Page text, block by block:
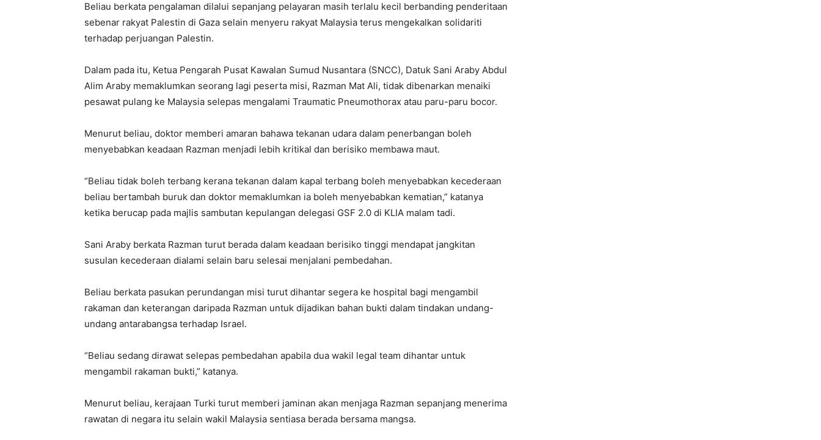
Beliau berkata pengalaman dilalui sepanjang pelayaran masih terlalu kecil berbanding penderitaan
sebenar rakyat Palestin di Gaza selain menyeru rakyat Malaysia terus mengekalkan solidariti
terhadap perjuangan Palestin.
Dalam pada itu, Ketua Pengarah Pusat Kawalan Sumud Nusantara (SNCC), Datuk Sani Araby Abdul
Alim Araby memaklumkan seorang lagi peserta misi, Razman Mat Ali, tidak dibenarkan menaiki
pesawat pulang ke Malaysia selepas mengalami Traumatic Pneumothorax atau paru-paru bocor.
Menurut beliau, doktor memberi amaran bahawa tekanan udara dalam penerbangan boleh
menyebabkan keadaan Razman menjadi lebih kritikal dan berisiko membawa maut.
“Beliau tidak boleh terbang kerana tekanan dalam kapal terbang boleh menyebabkan kecederaan
beliau bertambah buruk dan doktor memaklumkan ia boleh menyebabkan kematian,” katanya
ketika berucap pada majlis sambutan kepulangan delegasi GSF 2.0 di KLIA malam tadi.
Sani Araby berkata Razman turut berada dalam keadaan berisiko tinggi mendapat jangkitan
susulan kecederaan dialami selain baru selesai menjalani pembedahan.
Beliau berkata pasukan perundangan misi turut dihantar segera ke hospital bagi mengambil
rakaman dan keterangan daripada Razman untuk dijadikan bahan bukti dalam tindakan undang-
undang antarabangsa terhadap Israel.
“Beliau sedang dirawat selepas pembedahan apabila dua wakil legal team dihantar untuk
mengambil rakaman bukti,” katanya.
Menurut beliau, kerajaan Turki turut memberi jaminan akan menjaga Razman sepanjang menerima
rawatan di negara itu selain wakil Malaysia sentiasa berada bersama mangsa.